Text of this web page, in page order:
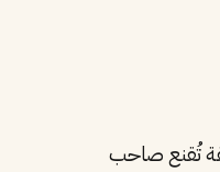
تُقنع صاحب